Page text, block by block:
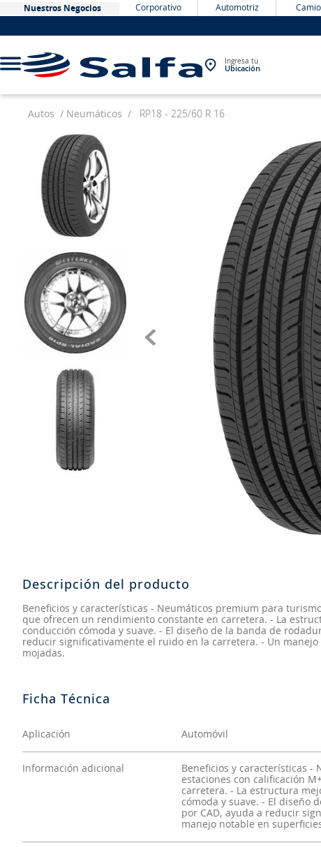
Nuestros Negocios Corporativo Automotriz
Ingresa tu
Ubicación
Autos Neumáticos RP18 - 225/60 R 16
Descripción del producto
Beneficios y características - Neumáticos premium para
que ofrecen un rendimiento constante en carretera. - La
conducción cómoda y suave. - El diseño de la banda de
reducir significativamente el ruido en la carretera. - Un
mojadas.
Aplicación Automóvil
Información adicional
Beneficios y características -
estaciones con calificación
carretera. - La estructura
cómoda y suave. - El diseño
por CAD, ayuda a reducir
manejo notable en
TÉRMINOS MÁS BUSCADOS
1.
bateria
2.
neumáticos
3.
westlake
.
yokohama
jockey
6.
215
7.
chevrolet
8.
john deere
9.
aceite
jockey john deere